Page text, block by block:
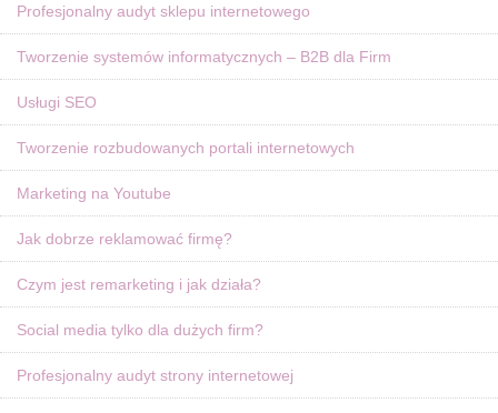
Profesjonalny audyt sklepu internetowego
Tworzenie systemów informatycznych – B2B dla Firm
Usługi SEO
Tworzenie rozbudowanych portali internetowych
Marketing na Youtube
Jak dobrze reklamować firmę?
Czym jest remarketing i jak działa?
Social media tylko dla dużych firm?
Profesjonalny audyt strony internetowej